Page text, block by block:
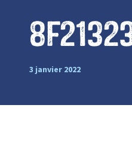
3 janvier 2022